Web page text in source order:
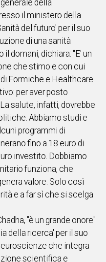
della
il ministero della
del futuro' per il suo
di una sanità
domani, dichiara: "E' un
che stimo e con cui
Formiche e Healthcare
per aver posto
salute, infatti, dovrebbe
Abbiamo studi e
programmi di
fino a 18 euro di
investito. Dobbiamo
funziona, che
valore. Solo così
e a far sì che si scelga
"è un grande onore"
della ricerca' per il suo
che integra
scientifica e